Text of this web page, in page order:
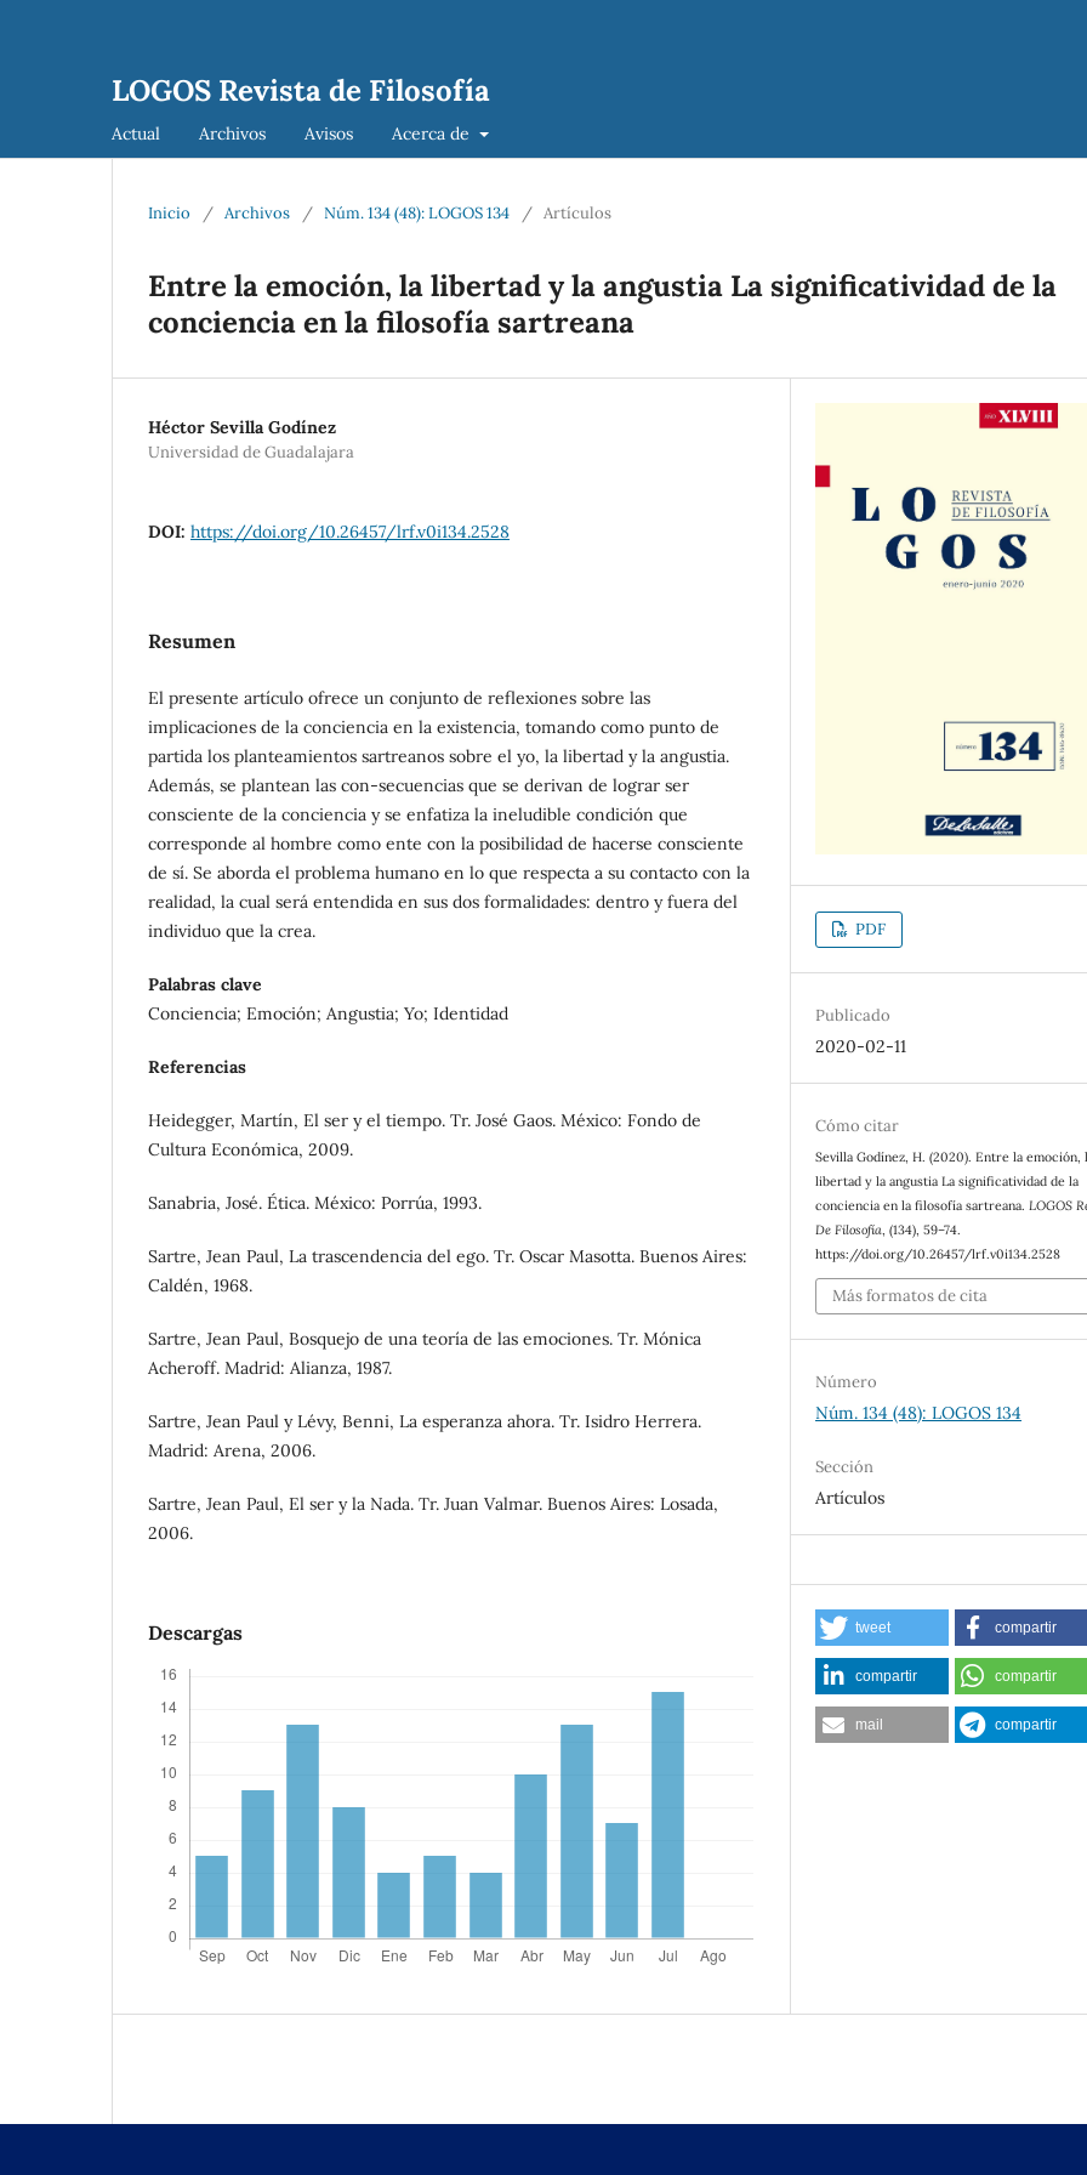
LOGOS Revista de Filosofía
Actual Archivos Avisos Acerca de
Inicio / Archivos / Núm. 134 (48): LOGOS 134 / Artículos
Entre la emoción, la libertad y la angustia La significatividad de la
conciencia en la filosofía sartreana
Héctor Sevilla Godínez
Universidad de Guadalajara
DOI: https://doi.org/10.26457/lrf.v0i134.2528
Resumen
El presente artículo ofrece un conjunto de reflexiones sobre las
implicaciones de la conciencia en la existencia, tomando como punto de
partida los planteamientos sartreanos sobre el yo, la libertad y la angustia.
Además, se plantean las con-secuencias que se derivan de lograr ser
consciente de la conciencia y se enfatiza la ineludible condición que
corresponde al hombre como ente con la posibilidad de hacerse consciente
de sí. Se aborda el problema humano en lo que respecta a su contacto con la
realidad, la cual será entendida en sus dos formalidades: dentro y fuera del
individuo que la crea.
Palabras clave
Conciencia; Emoción; Angustia; Yo; Identidad
Referencias
Heidegger, Martín, El ser y el tiempo. Tr. José Gaos. México: Fondo de
Cultura Económica, 2009.
Sanabria, José. Ética. México: Porrúa, 1993.
Sartre, Jean Paul, La trascendencia del ego. Tr. Oscar Masotta. Buenos Aires:
Caldén, 1968.
Sartre, Jean Paul, Bosquejo de una teoría de las emociones. Tr. Mónica
Acheroff. Madrid: Alianza, 1987.
Sartre, Jean Paul y Lévy, Benni, La esperanza ahora. Tr. Isidro Herrera.
Madrid: Arena, 2006.
Sartre, Jean Paul, El ser y la Nada. Tr. Juan Valmar. Buenos Aires: Losada,
2006.
Descargas
PDF
Publicado
2020-02-11
Cómo citar
Sevilla Godínez, H. (2020). Entre la emoción,
libertad y la angustia La significatividad de la
conciencia en la filosofía sartreana. LOGOS
De Filosofía , (134), 59–74.
https://doi.org/10.26457/lrf.v0i134.2528
Más formatos de cita
Número
Núm. 134 (48): LOGOS 134
Sección
Artículos
tweet compartir
compartir compartir
mail compartir